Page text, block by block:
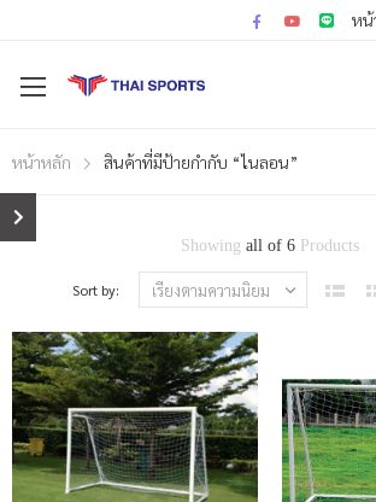
หน้
หน้าหลัก สินค้าที่มีป้ายกำกับ “ไนลอน”
Showing all of 6 Products
Sort by: